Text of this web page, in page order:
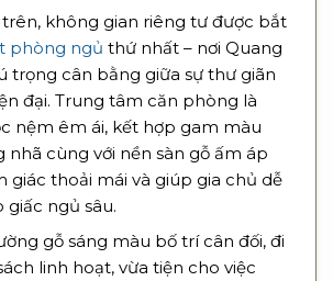
không gian riêng tư được bắt
phòng ngủ thứ nhất – nơi Quang
trọng cân bằng giữa sự thư giãn
đại. Trung tâm căn phòng là
nệm êm ái, kết hợp gam màu
nhã cùng với nền sàn gỗ ấm áp
giác thoải mái và giúp gia chủ dễ
giấc ngủ sâu.
gỗ sáng màu bố trí cân đối, đi
linh hoạt, vừa tiện cho việc